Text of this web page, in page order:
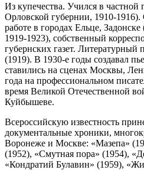
Из купечества. Учился в частной
Орловской губернии, 1910-1916).
работе в городах Ельце, Задонске
1919-1923), собственный
губернских газет. Литературный
(1919). В 1930-е годы создавал
ставились на сценах Москвы,
года на профессиональном
время Великой Отечественной
Куйбышеве.
Всероссийскую известность
документальные хроники,
Воронеже и Москве: «Мазепа»
(1952), «Смутная пора» (1954),
«Кондратий Булавин» (1959),